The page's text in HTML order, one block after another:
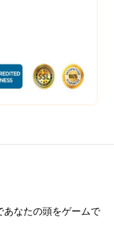
あなたの頭をゲームで